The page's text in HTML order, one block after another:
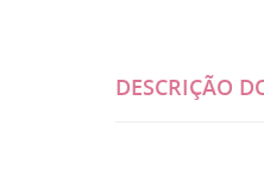
DESCRIÇÃO